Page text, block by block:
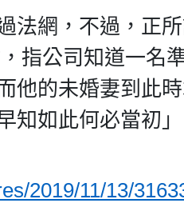
法網，不過，正
指公司知道一名
他的未婚妻到此
知如此何必當初」
2019/11/13/